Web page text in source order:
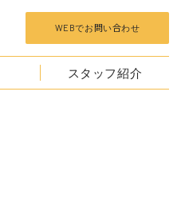
WEBでお問い合わせ
スタッフ紹介